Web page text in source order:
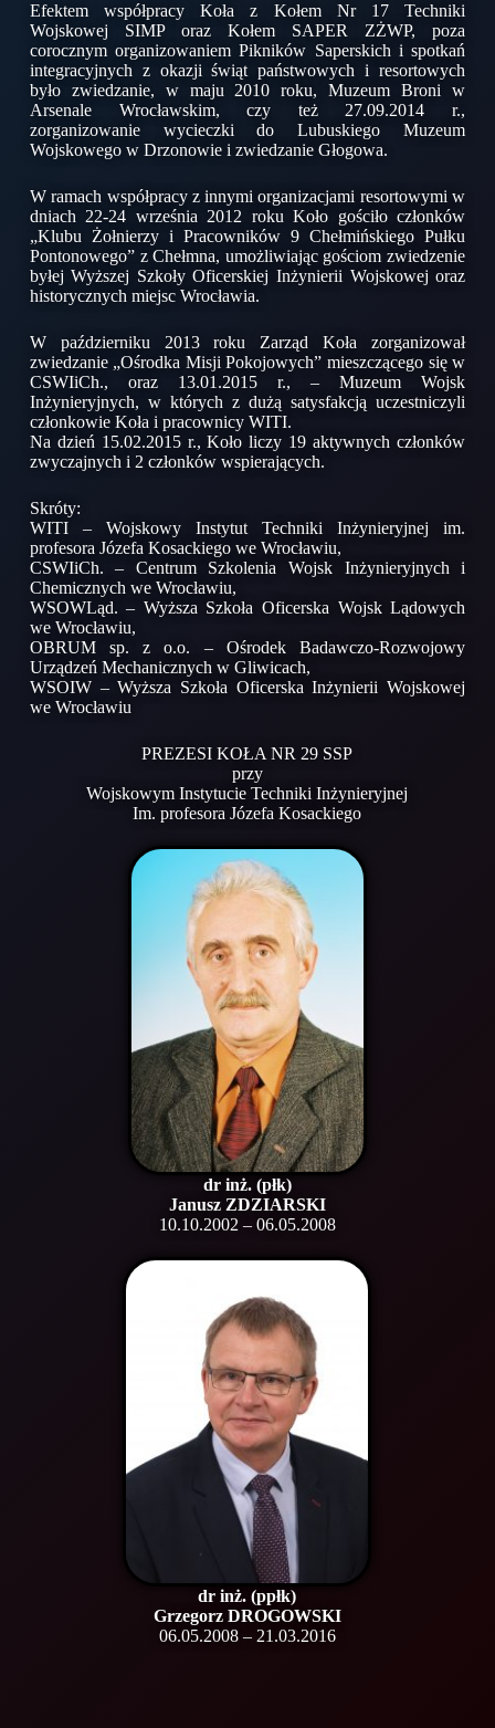
Efektem współpracy Koła z Kołem Nr 17 Techniki
Wojskowej SIMP oraz Kołem SAPER ZŻWP, poza
corocznym organizowaniem Pikników Saperskich i spotkań
integracyjnych z okazji świąt państwowych i resortowych
było zwiedzanie, w maju 2010 roku, Muzeum Broni w
Arsenale Wrocławskim, czy też 27.09.2014 r.,
zorganizowanie wycieczki do Lubuskiego Muzeum
Wojskowego w Drzonowie i zwiedzanie Głogowa.
W ramach współpracy z innymi organizacjami resortowymi w
dniach 22-24 września 2012 roku Koło gościło członków
„Klubu Żołnierzy i Pracowników 9 Chełmińskiego Pułku
Pontonowego” z Chełmna, umożliwiając gościom zwiedzenie
byłej Wyższej Szkoły Oficerskiej Inżynierii Wojskowej oraz
historycznych miejsc Wrocławia.
W październiku 2013 roku Zarząd Koła zorganizował
zwiedzanie „Ośrodka Misji Pokojowych” mieszczącego się w
CSWIiCh., oraz 13.01.2015 r., – Muzeum Wojsk
Inżynieryjnych, w których z dużą satysfakcją uczestniczyli
członkowie Koła i pracownicy WITI.
Na dzień 15.02.2015 r., Koło liczy 19 aktywnych członków
zwyczajnych i 2 członków wspierających.
Skróty:
WITI – Wojskowy Instytut Techniki Inżynieryjnej im.
profesora Józefa Kosackiego we Wrocławiu,
CSWIiCh. – Centrum Szkolenia Wojsk Inżynieryjnych i
Chemicznych we Wrocławiu,
WSOWLąd. – Wyższa Szkoła Oficerska Wojsk Lądowych
we Wrocławiu,
OBRUM sp. z o.o. – Ośrodek Badawczo-Rozwojowy
Urządzeń Mechanicznych w Gliwicach,
WSOIW – Wyższa Szkoła Oficerska Inżynierii Wojskowej
we Wrocławiu
PREZESI KOŁA NR 29 SSP
przy
Wojskowym Instytucie Techniki Inżynieryjnej
Im. profesora Józefa Kosackiego
dr inż. (płk)
Janusz ZDZIARSKI
10.10.2002 – 06.05.2008
dr inż. (ppłk)
Grzegorz DROGOWSKI
06.05.2008 – 21.03.2016